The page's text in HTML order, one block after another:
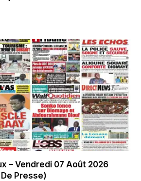
– Vendredi 07 Août 2026
Presse)